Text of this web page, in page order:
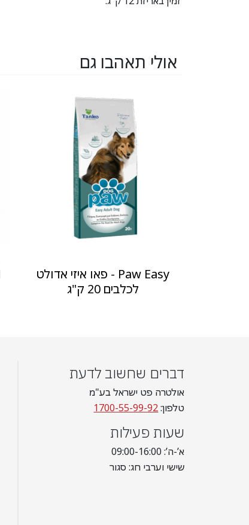
אולי תאהבו גם
Paw Easy - פאו איזי אדולט
לכלבים 20 ק"ג
דברים שחשוב לדעת
אולטרה פט ישראל בע"מ
טלפון:1700-55-99-92
שעות פעילות
א’-ה’: 09:00-16:00
שישי וערבי חג: סגור